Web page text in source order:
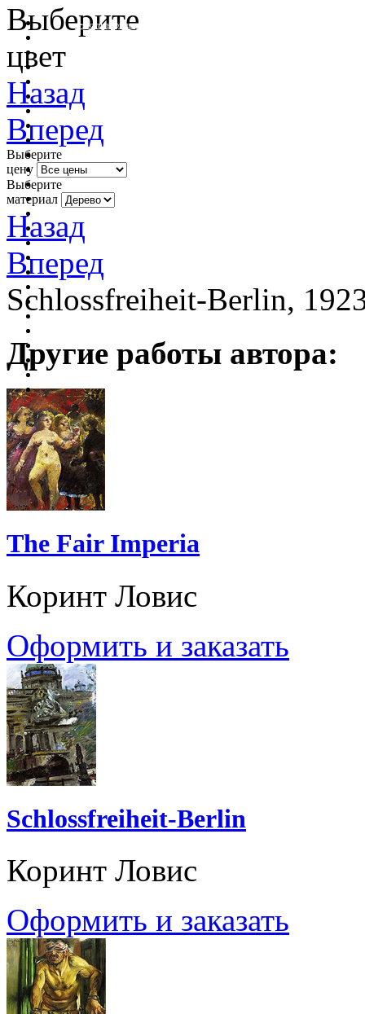
очистить фильтр цвета
Выберите
цвет
Назад
Вперед
Выберите
цену
Выберите
материал
Назад
Вперед
Schlossfreiheit-Berlin,
Другие работы автора:
The Fair Imperia
Коринт Ловис
Оформить и заказать
Schlossfreiheit-Berlin
Коринт Ловис
Оформить и заказать